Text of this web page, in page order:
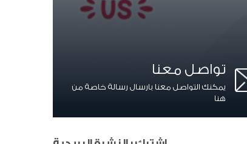
تواصل معنا
يمكنك التواصل معنا بارسال رسالة خاصة من
هنا